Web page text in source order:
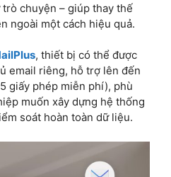
chuyện – giúp thay thế
ngoài một cách hiệu quả.
, thiết bị có thể được
email riêng, hỗ trợ lên đến
giấy phép miễn phí), phù
muốn xây dựng hệ thống
soát hoàn toàn dữ liệu.